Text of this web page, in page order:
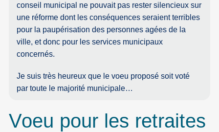
conseil municipal ne pouvait pas rester silencieux sur
une réforme dont les conséquences seraient terribles
pour la paupérisation des personnes agées de la
ville, et donc pour les services municipaux
concernés.
Je suis très heureux que le voeu proposé soit voté
par toute le majorité municipale…
Voeu pour les retraites